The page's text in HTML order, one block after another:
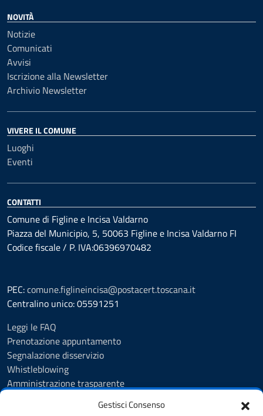
Gestisci Consenso
NOVITÀ
Notizie
Comunicati
Avvisi
Iscrizione alla Newsletter
Archivio Newsletter
VIVERE IL COMUNE
Luoghi
Eventi
CONTATTI
Comune di Figline e Incisa Valdarno
Piazza del Municipio, 5, 50063 Figline e Incisa Valdarno FI
Codice fiscale / P. IVA:06396970482
PEC:comune.figlineincisa@postacert.toscana.it
Centralino unico: 05591251
Leggi le FAQ
Prenotazione appuntamento
Segnalazione disservizio
Whistleblowing
Amministrazione trasparente